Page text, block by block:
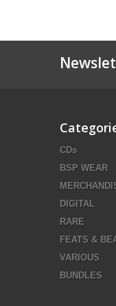
CDs
BSP WEAR
DIGITAL
RARE
FEATS &
VARIOUS
BUNDLES